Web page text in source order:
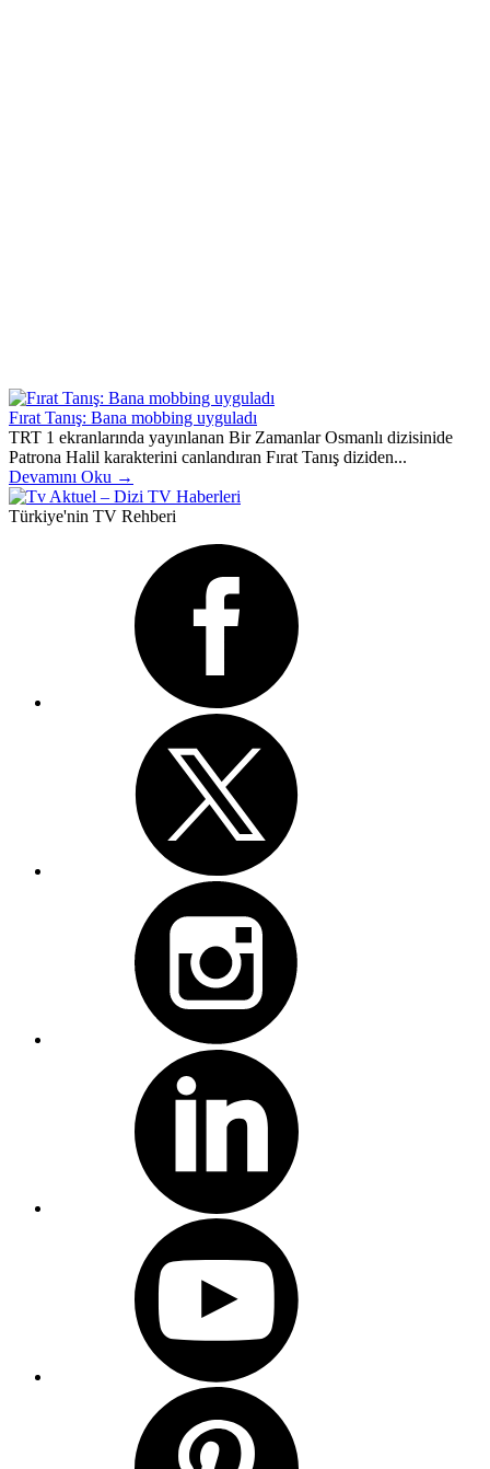
Fırat Tanış: Bana mobbing uyguladı
TRT 1 ekranlarında yayınlanan Bir Zamanlar Osmanlı dizisinide
Patrona Halil karakterini canlandıran Fırat Tanış diziden...
Devamını Oku →
Türkiye'nin TV Rehberi